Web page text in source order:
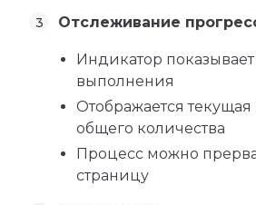
Отслеживание
Индикатор
выполнения
Отображается
общего количества
Процесс можно
страницу